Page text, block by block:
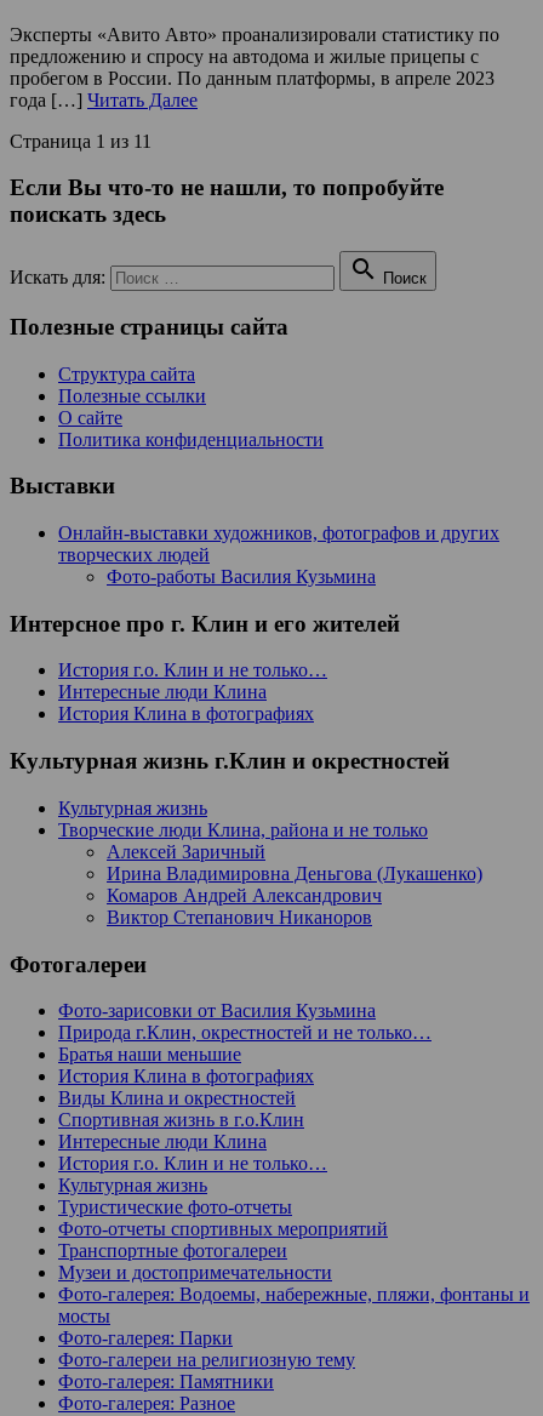
Эксперты «Авито Авто» проанализировали статистику по
предложению и спросу на автодома и жилые прицепы с
пробегом в России. По данным платформы, в апреле 2023
года […] Читать Далее
Страница 1 из 11
Если Вы что-то не нашли, то попробуйте
поискать здесь
Искать для:  Поиск
Полезные страницы сайта
Структура сайта
Полезные ссылки
О сайте
Политика конфиденциальности
Выставки
Онлайн-выставки художников, фотографов и других
творческих людей
Фото-работы Василия Кузьмина
Интерсное про г. Клин и его жителей
История г.о. Клин и не только…
Интересные люди Клина
История Клина в фотографиях
Культурная жизнь г.Клин и окрестностей
Культурная жизнь
Творческие люди Клина, района и не только
Алексей Заричный
Ирина Владимировна Деньгова (Лукашенко)
Комаров Андрей Александрович
Виктор Степанович Никаноров
Фотогалереи
Фото-зарисовки от Василия Кузьмина
Природа г.Клин, окрестностей и не только…
Братья наши меньшие
История Клина в фотографиях
Виды Клина и окрестностей
Спортивная жизнь в г.о.Клин
Интересные люди Клина
История г.о. Клин и не только…
Культурная жизнь
Туристические фото-отчеты
Фото-отчеты спортивных мероприятий
Транспортные фотогалереи
Музеи и достопримечательности
Фото-галерея: Водоемы, набережные, пляжи, фонтаны и
мосты
Фото-галерея: Парки
Фото-галереи на религиозную тему
Фото-галерея: Памятники
Фото-галерея: Разное